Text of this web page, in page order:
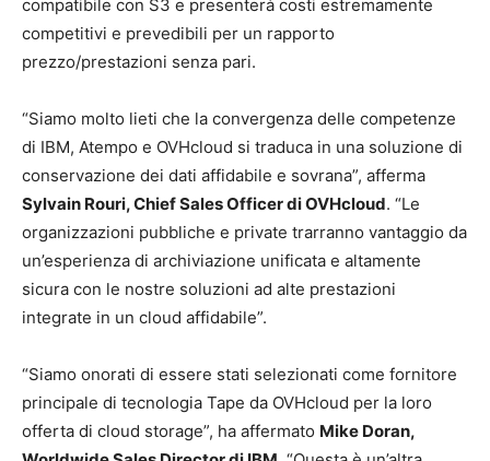
compatibile con S3 e presenterà costi estremamente
competitivi e prevedibili per un rapporto
prezzo/prestazioni senza pari.
“Siamo molto lieti che la convergenza delle competenze
di IBM, Atempo e OVHcloud si traduca in una soluzione di
conservazione dei dati affidabile e sovrana”, afferma
Sylvain Rouri, Chief Sales Officer di OVHcloud. “Le
organizzazioni pubbliche e private trarranno vantaggio da
un’esperienza di archiviazione unificata e altamente
sicura con le nostre soluzioni ad alte prestazioni
integrate in un cloud affidabile”.
“Siamo onorati di essere stati selezionati come fornitore
principale di tecnologia Tape da OVHcloud per la loro
offerta di cloud storage”, ha affermato Mike Doran,